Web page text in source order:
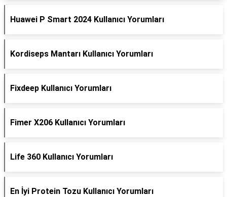
Huawei P Smart 2024 Kullanıcı Yorumları
Kordiseps Mantarı Kullanıcı Yorumları
Fixdeep Kullanıcı Yorumları
Fimer X206 Kullanıcı Yorumları
Life 360 Kullanıcı Yorumları
En İyi Protein Tozu Kullanıcı Yorumları